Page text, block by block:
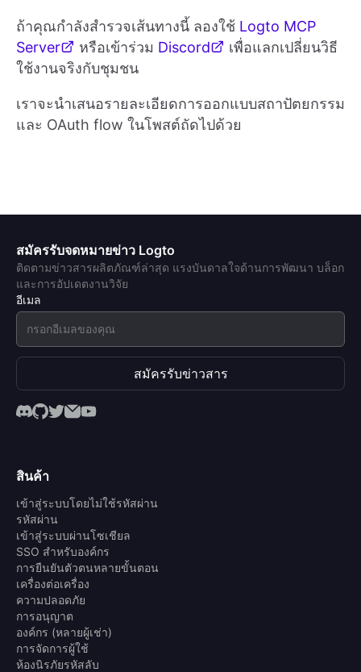
ถ้าคุณกำลังสำรวจเส้นทางนี้ ลองใช้ Logto MCP
Server
หรือเข้าร่วม Discord
เพื่อแลกเปลี่ยนวิธี
ใช้งานจริงกับชุมชน
เราจะนำเสนอรายละเอียดการออกแบบสถาปัตยกรรม
และ OAuth flow ในโพสต์ถัดไปด้วย
สมัครรับจดหมายข่าว Logto
ติดตามข่าวสารผลิตภัณฑ์ล่าสุด แรงบันดาลใจด้านการพัฒนา บล็อก
และการอัปเดตงานวิจัย
อีเมล
สมัครรับข่าวสาร
สินค้า
เข้าสู่ระบบโดยไม่ใช้รหัสผ่าน
รหัสผ่าน
เข้าสู่ระบบผ่านโซเชียล
SSO สำหรับองค์กร
การยืนยันตัวตนหลายขั้นตอน
เครื่องต่อเครื่อง
ความปลอดภัย
การอนุญาต
องค์กร (หลายผู้เช่า)
การจัดการผู้ใช้
ห้องนิรภัยรหัสลับ